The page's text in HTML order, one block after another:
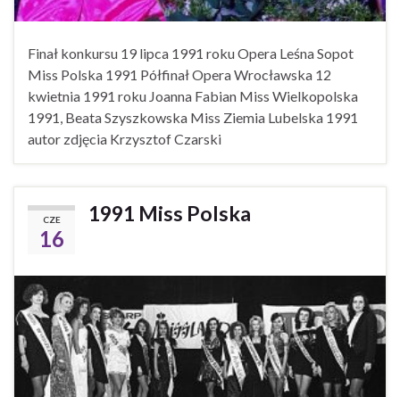
Finał konkursu 19 lipca 1991 roku Opera Leśna Sopot
Miss Polska 1991 Półfinał Opera Wrocławska 12
kwietnia 1991 roku Joanna Fabian Miss Wielkopolska
1991, Beata Szyszkowska Miss Ziemia Lubelska 1991
autor zdjęcia Krzysztof Czarski
CZE
16
1991 Miss Polska